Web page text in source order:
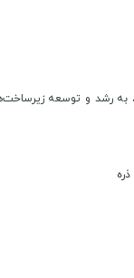
به رشد و توسعه